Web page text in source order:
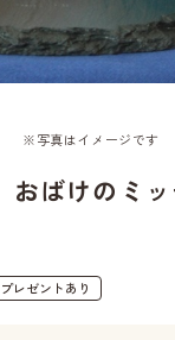
※写真はイメージです
ばけのミッ
プレゼントあり